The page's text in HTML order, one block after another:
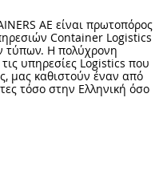
ΑΕ είναι πρωτοπόρος
Container Logistics
τύπων. Η πολύχρονη
υπηρεσίες Logistics που
μας καθιστούν έναν από
τόσο στην Ελληνική όσο